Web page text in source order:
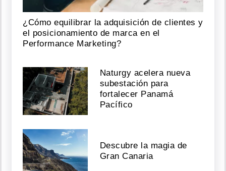
¿Cómo equilibrar la adquisición de clientes y
el posicionamiento de marca en el
Performance Marketing?
Naturgy acelera nueva
subestación para
fortalecer Panamá
Pacífico
Descubre la magia de
Gran Canaria